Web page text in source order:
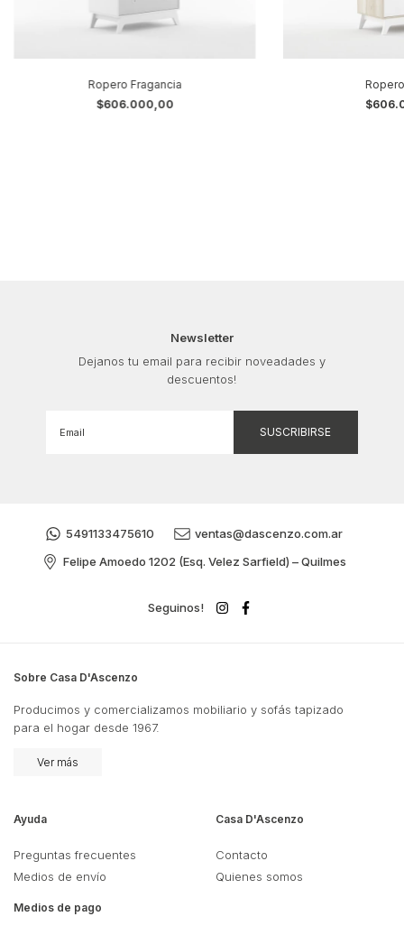
Ropero Fragancia
$606.000,00
Newsletter
Dejanos tu email para recibir noveadades y
descuentos!
5491133475610
ventas@dascenzo.com.ar
Felipe Amoedo 1202 (Esq. Velez Sarfield) – Quilmes
Seguinos!
Sobre Casa D'Ascenzo
Producimos y comercializamos mobiliario y sofás tapizado
para el hogar desde 1967.
Ver más
Ayuda
Preguntas frecuentes
Medios de envío
Casa D'Ascenzo
Contacto
Quienes somos
Medios de pago